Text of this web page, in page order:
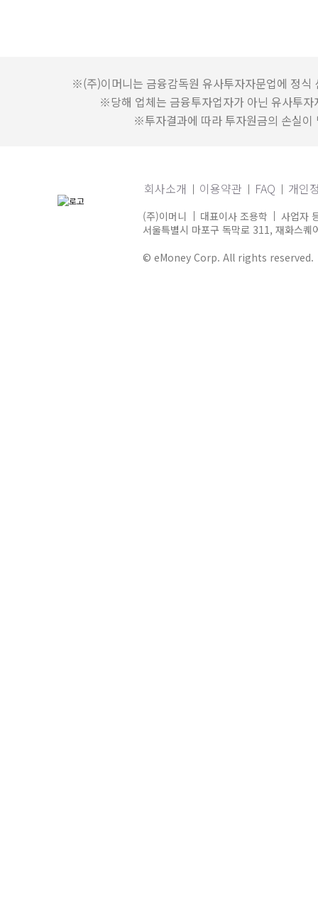
※(주)이머니는 금융감독원 유사투자자문업에 정식
※당해 업체는 금융투자업자가 아닌 유사투
※투자결과에 따라 투자원금의 손실이
회사소개 이용약관 FAQ 개인
(주)이머니 대표이사 조용학
사업자
서울특별시 마포구 독막로 311, 재화스
© eMoney Corp. All rights reserved.